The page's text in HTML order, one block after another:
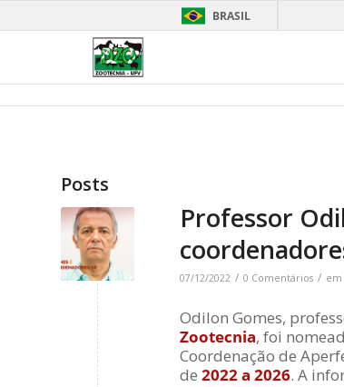
BRASIL
Posts
Professor
07/12/2022 / 0 Comentários / em
Odilon Gomes,
Zootecnia, foi
Coordenação de
de 2022 a 2026. A